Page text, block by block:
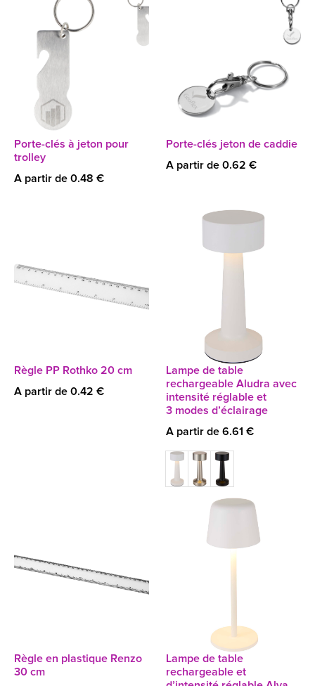
Porte-clés à jeton pour
trolley
A partir de 0.48 €
Porte-clés jeton de caddie
A partir de 0.62 €
Règle PP Rothko 20 cm
A partir de 0.42 €
Lampe de table
rechargeable Aludra avec
intensité réglable et
3 modes d’éclairage
A partir de 6.61 €
Règle en plastique Renzo
30 cm
Lampe de table
rechargeable et